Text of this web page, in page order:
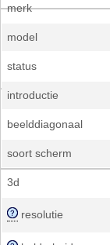
merk
model
status
introductie
beelddiagonaal
soort scherm
3d
resolutie